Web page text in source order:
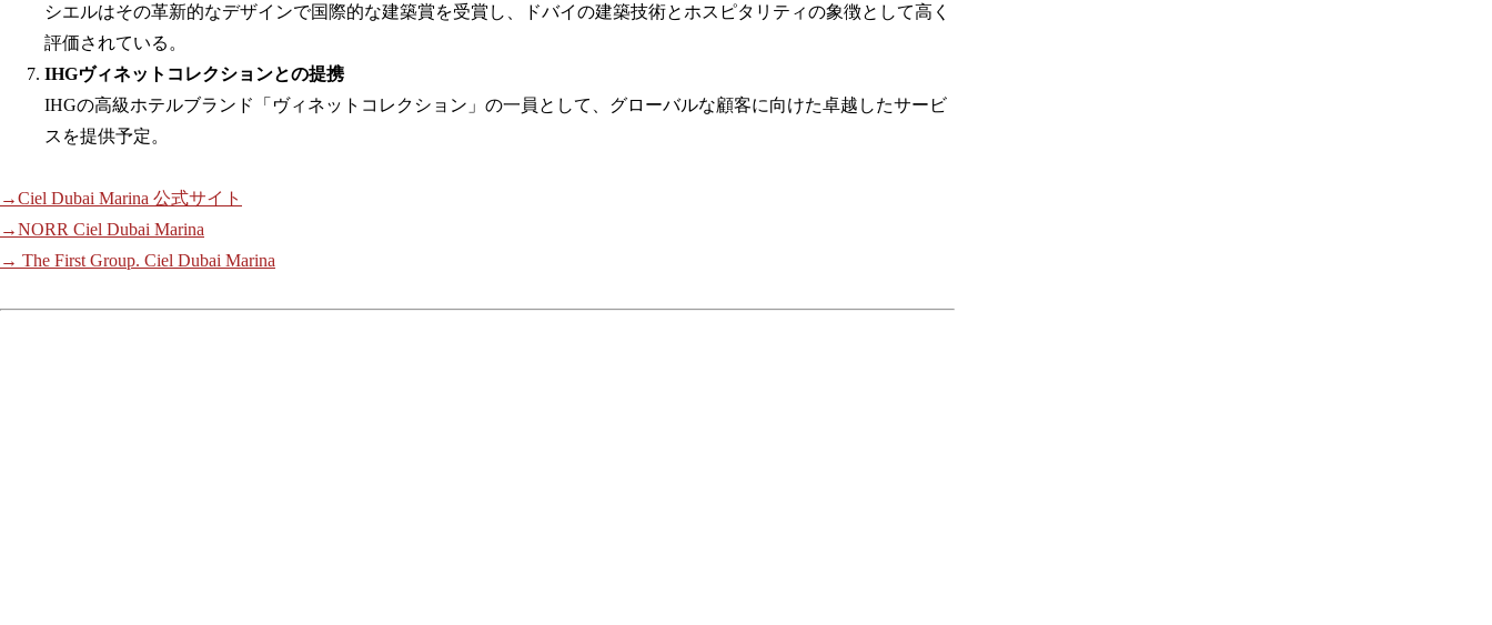
シエルはその革新的なデザインで国際的な建築賞を受賞し、ドバイの建築技術とホスピタリティの象徴として高く
評価されている。
IHGヴィネットコレクションとの提携
IHGの高級ホテルブランド「ヴィネットコレクション」の一員として、グローバルな顧客に向けた卓越したサービ
スを提供予定。
→Ciel Dubai Marina 公式サイト
→NORR Ciel Dubai Marina
→ The First Group. Ciel Dubai Marina